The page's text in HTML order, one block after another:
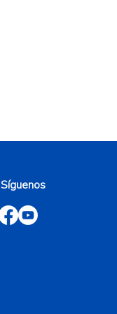
Síguenos